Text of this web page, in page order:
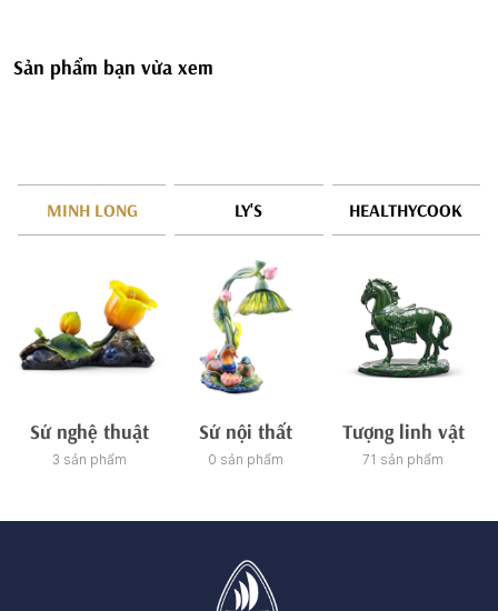
Sản phẩm bạn vừa xem
MINH LONG LY'S HEALTHYCOOK
Sứ nghệ thuật
3 sản phẩm
Sứ nội thất
0 sản phẩm
Tượng linh vật
71 sản phẩm